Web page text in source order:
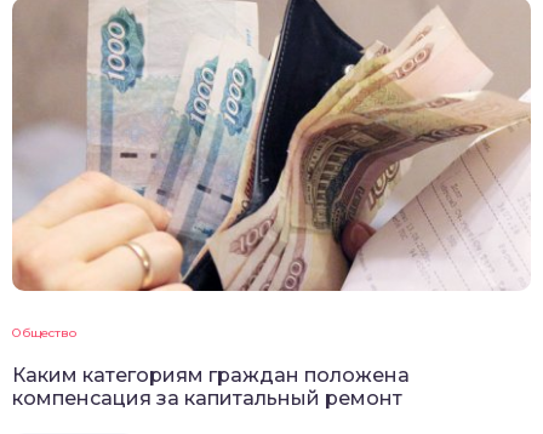
Общество
Каким категориям граждан положена
компенсация за капитальный ремонт